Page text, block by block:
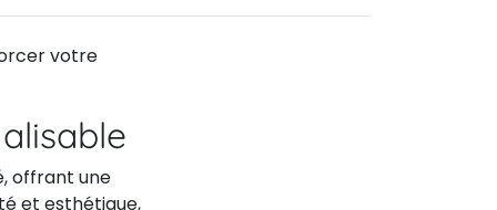
votre
offrant une
et esthétique,